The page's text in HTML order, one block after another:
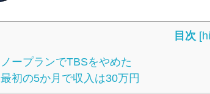
目次 [
ノープランでTBSをやめた
最初の5か月で収入は30万円